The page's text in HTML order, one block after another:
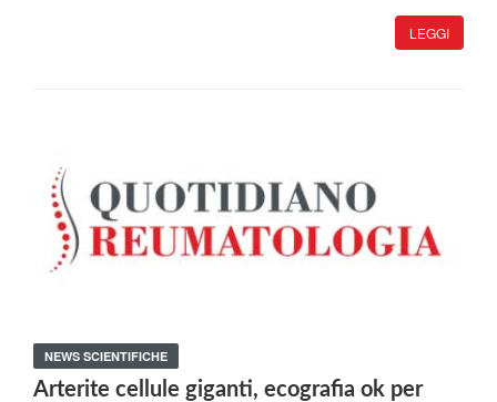
LEGGI
NEWS SCIENTIFICHE
Arterite cellule giganti, ecografia ok per